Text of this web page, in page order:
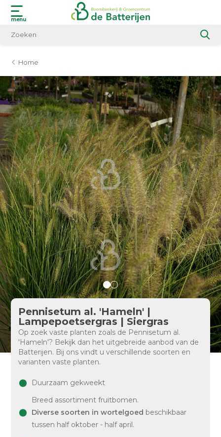
menu
Home
Pennisetum al. 'Hameln' |
Lampepoetsergras | Siergras
Op zoek vaste planten zoals de Pennisetum al.
'Hameln'? Bekijk dan het uitgebreide aanbod van de
Batterijen. Bij ons vindt u verschillende soorten en
varianten vaste planten.
Duurzaam gekweekt
Breed assortiment fruitbomen.
Diverse soorten in wortelgoed beschikbaar
tussen half oktober - half april.